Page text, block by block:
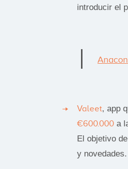
introducir el
Valeet, app
€600.000 a
El objetivo
y novedades.